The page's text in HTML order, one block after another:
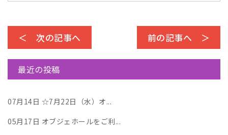
＜ 次の記事へ 前の記事へ ＞
最近の投稿
07月14日 ☆7月22日（水）オ...
05月17日 オブジェホールをご利...